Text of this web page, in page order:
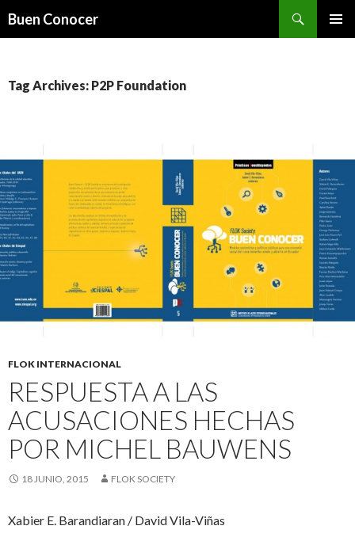
Buen Conocer
Tag Archives: P2P Foundation
FLOK INTERNACIONAL
RESPUESTA A LAS
ACUSACIONES HECHAS
POR MICHEL BAUWENS
18 JUNIO, 2015 FLOK SOCIETY
Xabier E. Barandiaran / David Vila-Viñas